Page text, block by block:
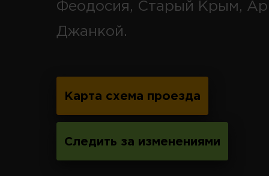
Феодосия, Старый Крым,
Джанкой.
Карта схема проезда
Следить за изменениями